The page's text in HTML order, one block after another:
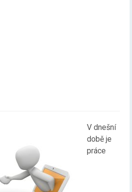
V dnešní
době je
práce